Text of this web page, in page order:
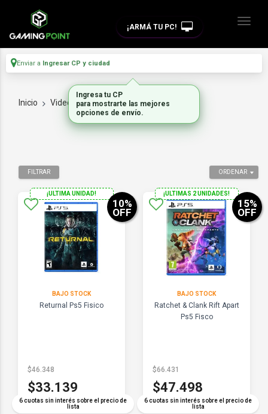
¡ARMÁ TU PC!
Enviar a Ingresar CP y ciudad
Inicio Videojuegos JUEGOS PS5
ORDENAR
FILTRAR
¡ULTIMA UNIDAD!
BAJO STOCK
Returnal Ps5 Fisico
6 cuotas sin interés sobre el precio de
lista
10%
OFF
$46.348
$33.139
¡ULTIMAS 2 UNIDADES!
BAJO STOCK
Ratchet & Clank Rift Apart
Ps5 Fisco
6 cuotas sin interés sobre el precio de
lista
15%
OFF
$66.431
$47.498